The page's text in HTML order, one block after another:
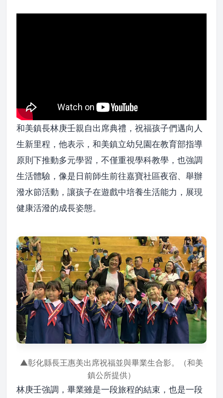
和美鎮長林庚壬親自出席典禮，祝福孩子們邁向人
生新里程，他表示，和美鎮立幼兒園在教育部指導
原則下推動多元學習，不僅重視學科教學，也強調
生活體驗，像是日前師生前往嘉寶社區夜宿、舉辦
潑水節活動，讓孩子在遊戲中培養生活能力，展現
健康活潑的成長姿態。
▲彰化縣長王惠美出席祝福並與畢業生合影。
（和美
鎮公所提供）
林庚壬強調，畢業雖是一段旅程的結束，也是一段